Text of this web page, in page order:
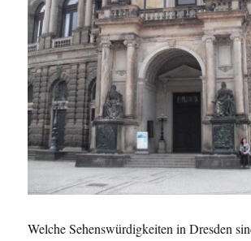
Welche Sehenswürdigkeiten in Dresden